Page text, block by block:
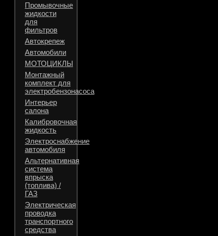
Промывочные
жидкости
для
фильтров
Автокрепеж
Автомобили
МОТОЦИКЛЫ
Монтажный
комплект для
электробензонасоса
Интерьер
салона
Калибровочная
жидкость
Электроснабжение
автомобиля
Альтернативная
система
впрыска
(топлива) /
ГАЗ
Электрическая
проводка
транспортного
средства